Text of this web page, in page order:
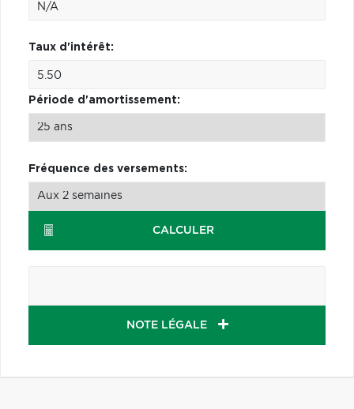
Taux d'intérêt:
Période d'amortissement:
Fréquence des versements:
CALCULER
NOTE LÉGALE